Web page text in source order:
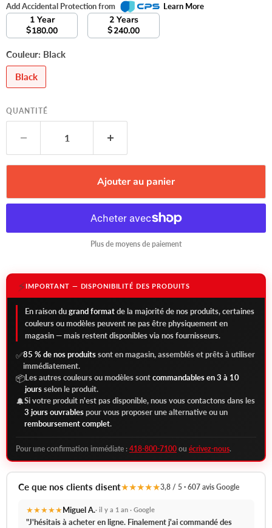
Add Accidental Protection from Learn More
1 Year
$180.00
2 Years
$240.00
Couleur: Black
Black
QUANTITÉ
Ajouter au panier
Plus de moyens de paiement
⚡IMPORTANT — DISPONIBILITÉ DES PRODUITS
En raison dugrand formatde la majorité de nos produits, certaines
couleurs ou modèles peuvent ne pas être physiquement en
magasin — mais restent disponibles via nos fournisseurs.
✅85 % de nos produitssont en magasin, assemblés et prêts à utiliser
immédiatement.
📦Les autres couleurs ou modèles sontcommandables en 3 à 10
joursselon le produit.
🔔Si votre produit n'est pas disponible, nous vous contactons dans les
3 jours ouvrablespour vous proposer une alternative ou un
remboursement complet.
Pour une confirmation immédiate : 418-800-7100 ou écrivez-nous.
Ce que nos clients disent★★★★★3,8 / 5 · 607 avis Google
★★★★★Miguel A.· il y a 1 an · Google
"J'hésitais à acheter en ligne. Finalement j'ai commandé des